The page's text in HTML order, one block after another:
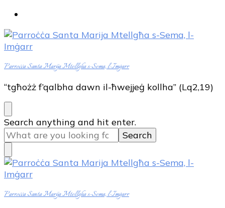
Parroċċa Santa Marija Mtellgħa s-Sema, l-Imġarr
“tgħożż f’qalbha dawn il-ħwejjeġ kollha” (Lq2,19)
Looking
for
Something?
Search anything and hit enter.
Parroċċa Santa Marija Mtellgħa s-Sema, l-Imġarr